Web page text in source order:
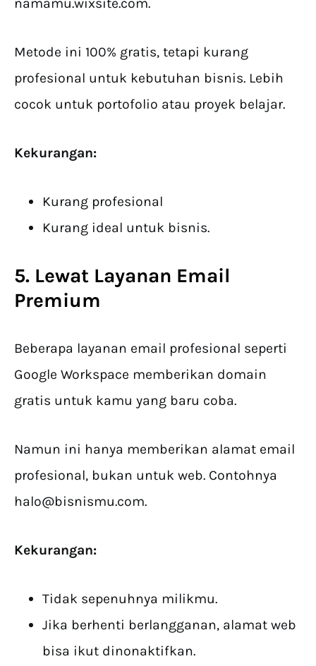
Metode ini 100% gratis, tetapi kurang
profesional untuk kebutuhan bisnis. Lebih
cocok untuk portofolio atau proyek belajar.
Kekurangan:
Kurang profesional
Kurang ideal untuk bisnis.
5. Lewat Layanan Email
Premium
Beberapa layanan email profesional seperti
Google Workspace memberikan domain
gratis untuk kamu yang baru coba.
Namun ini hanya memberikan alamat email
profesional, bukan untuk web. Contohnya
halo@bisnismu.com.
Kekurangan:
Tidak sepenuhnya milikmu.
Jika berhenti berlangganan, alamat web
bisa ikut dinonaktifkan.